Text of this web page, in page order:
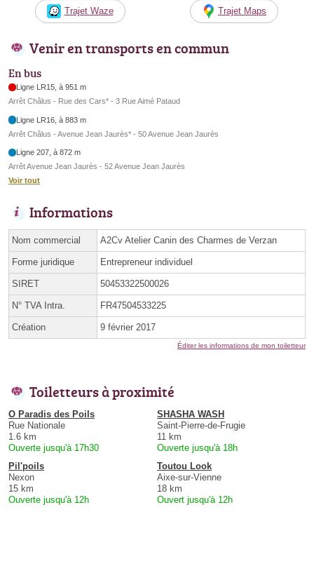
Trajet Waze Trajet Maps
Venir en transports en commun
En bus
Ligne LR15, à 951 m
Arrêt Châlus - Rue des Cars* - 3 Rue Aimé Pataud
Ligne LR16, à 883 m
Arrêt Châlus - Avenue Jean Jaurès* - 50 Avenue Jean Jaurès
Ligne 207, à 872 m
Arrêt Avenue Jean Jaurès - 52 Avenue Jean Jaurès
Voir tout
Informations
Nom commercial A2Cv Atelier Canin des Charmes de Verzan
Forme juridique Entrepreneur individuel
SIRET 50453322500026
N° TVA Intra. FR47504533225
Création 9 février 2017
Éditer les informations de mon toiletteur
Toiletteurs à proximité
O Paradis des Poils
Rue Nationale
1.6 km
Ouverte jusqu'à 17h30
SHASHA WASH
Saint-Pierre-de-Frugie
11 km
Ouverte jusqu'à 18h
Pil'poils
Nexon
15 km
Ouverte jusqu'à 12h
Toutou Look
Aixe-sur-Vienne
18 km
Ouvert jusqu'à 12h